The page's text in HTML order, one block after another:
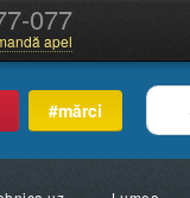
077
apel
#mărci